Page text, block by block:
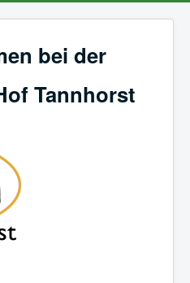
bei der
Tannhorst